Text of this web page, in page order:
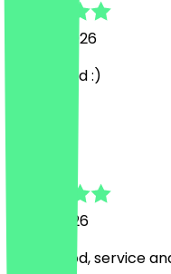
26. Juni 2026
Lovely food :)
1. April 2026
Lovely food, service